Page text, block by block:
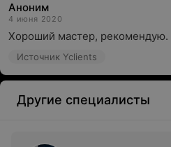
Аноним
4 июня 2020
Хороший мастер, рекомендую.
Источник Yclients
Другие специалисты